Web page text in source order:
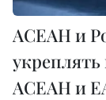
АСЕАН и
АСЕАН и